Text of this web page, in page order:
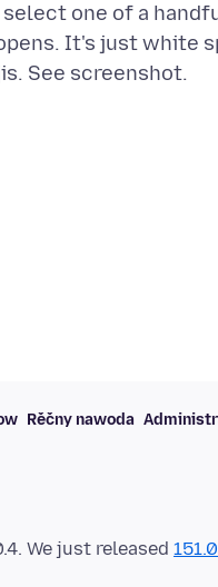
one of a
It's just white
See screenshot.
Rěčny nawoda
We just released